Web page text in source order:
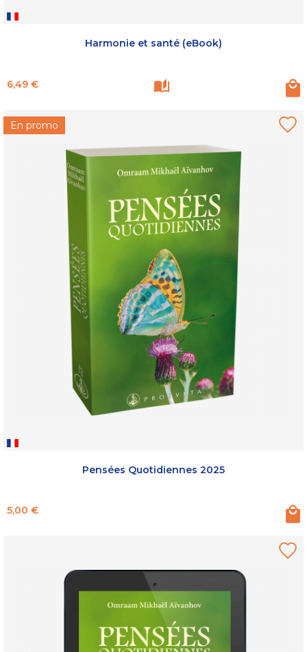
Harmonie et santé (eBook)
Prix
6,49 €
En promo
Pensées Quotidiennes 2025
Prix
5,00 €